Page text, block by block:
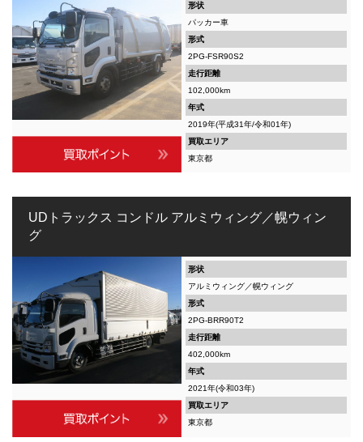
形状
パッカー車
形式
2PG-FSR90S2
走行距離
102,000km
年式
2019年(平成31年/令和01年)
買取エリア
東京都
UDトラックス コンドル アルミウィング／幌ウィン
グ
形状
アルミウィング／幌ウィング
形式
2PG-BRR90T2
走行距離
402,000km
年式
2021年(令和03年)
買取エリア
東京都